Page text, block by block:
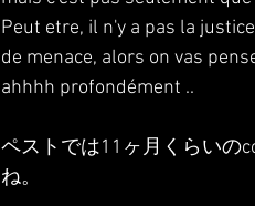
Peut etre, il n'y a pas la
de menace, alors on vas
ahhhh profondément ..
ペストでは11ヶ月くらいの
ね。